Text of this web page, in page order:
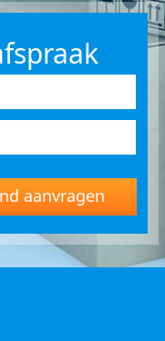
aanvragen